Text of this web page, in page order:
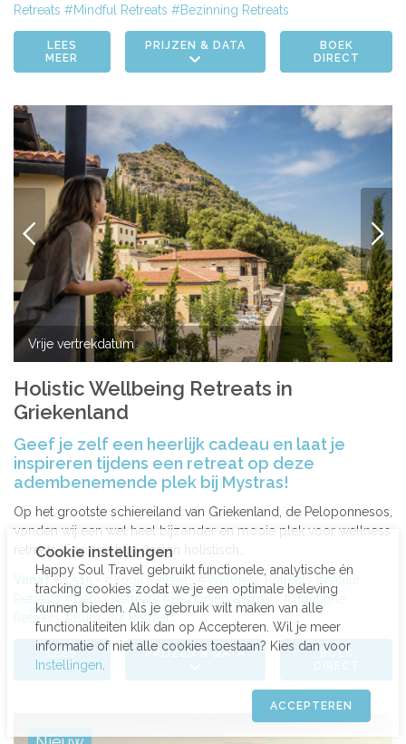
Retreats
Mindful Retreats Bezinning Retreats
LEES
MEER
PRIJZEN & DATA
BOEK
DIRECT
VORIGE
Vrije vertrekdatum
Holistic Wellbeing Retreats in
Griekenland
Geef je zelf een heerlijk cadeau en laat je
inspireren tijdens een retreat op deze
adembenemende plek bij Mystras!
Op het grootste schiereiland van Griekenland, de Peloponnesos,
vonden wij een wel heel bijzonder en mooie plek voor wellness
retreats. Een prachtig design holistisch…
Vanaf €1,515 Yoga Retreats Wellness Retreats
Retreats
Detox Retreats Bezinning Retreats
Boutique
Retreats
Burn-out Retreats
LEES
MEER
PRIJZEN & DATA
BOEK
Cookie instellingen
Happy Soul Travel gebruikt functionele, analytische én
tracking cookies zodat we je een optimale beleving
kunnen bieden. Als je gebruik wilt maken van alle
functionaliteiten klik dan op Accepteren. Wil je meer
informatie of niet alle cookies toestaan? Kies dan voor
Instellingen
ACCEPTEREN